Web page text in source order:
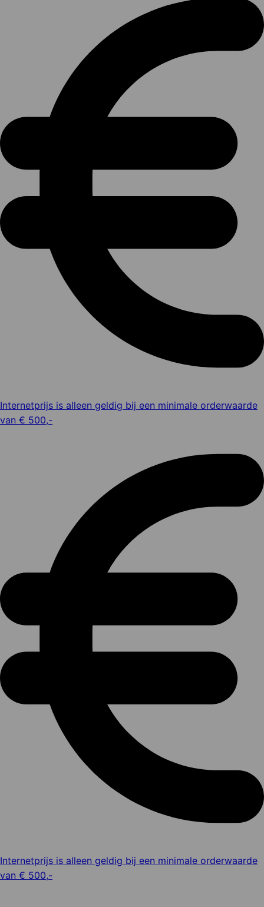
Internetprijs is alleen geldig bij een minimale orderwaarde
van € 500,-
Internetprijs is alleen geldig bij een minimale orderwaarde
van € 500,-